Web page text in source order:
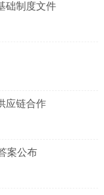
础制度文件
应链合作
案公布